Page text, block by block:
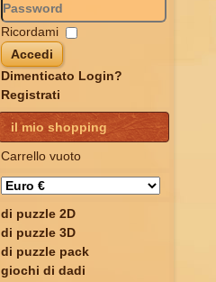
Ricordami
Accedi
Dimenticato Login?
Registrati
il mio shopping
Carrello vuoto
di puzzle 2D
di puzzle 3D
di puzzle pack
giochi di dadi